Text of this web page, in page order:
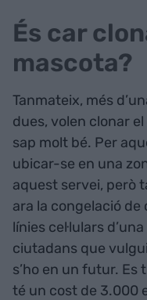
És car
mascota?
Tanmateix, més
dues, volen clonar
sap molt bé. Per
ubicar-se en una
aquest servei, però
ara la congelació de
línies cel·lulars
ciutadans que
s’ho en un futur. Es
té un cost de 3.000